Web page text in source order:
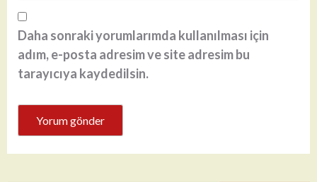
Daha sonraki yorumlarımda kullanılması için
adım, e-posta adresim ve site adresim bu
tarayıcıya kaydedilsin.